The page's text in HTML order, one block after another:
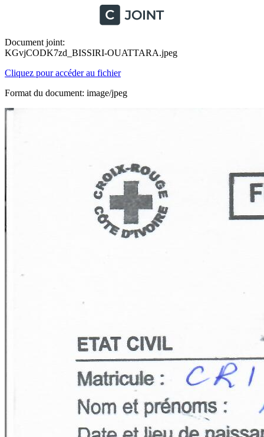
Document joint:
KGvjCODK7zd_BISSIRI-OUATTARA.jpeg
Cliquez pour accéder au fichier
Format du document: image/jpeg